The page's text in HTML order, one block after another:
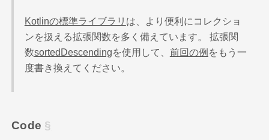
Kotlinの標準ライブラリ は、より便利にコレクショ
ンを扱える拡張関数を多く備えています。 拡張関
数sortedDescendingを使用して、 前回の例 をもう一
度書き換えてください。
Code